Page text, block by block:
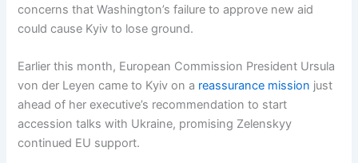
concerns that Washington’s failure to approve new aid
could cause Kyiv to lose ground.
Earlier this month, European Commission President Ursula
von der Leyen came to Kyiv on a reassurance mission just
ahead of her executive’s recommendation to start
accession talks with Ukraine, promising Zelenskyy
continued EU support.